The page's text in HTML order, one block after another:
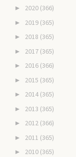
► 2020 (366)
► 2019 (365)
► 2018 (365)
► 2017 (365)
► 2016 (366)
► 2015 (365)
► 2014 (365)
► 2013 (365)
► 2012 (366)
► 2011 (365)
► 2010 (365)